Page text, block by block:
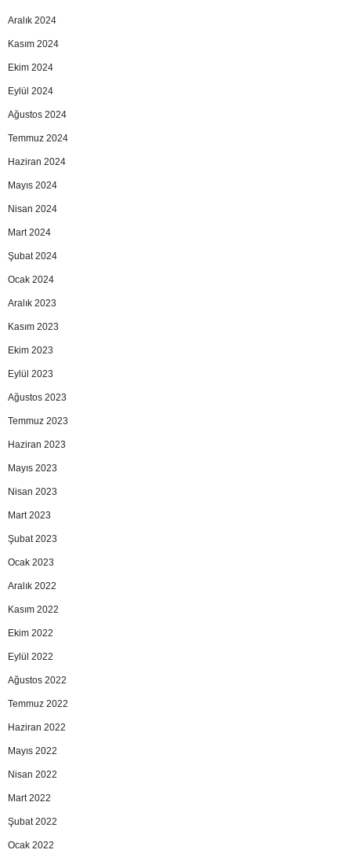
Aralık 2024
Kasım 2024
Ekim 2024
Eylül 2024
Ağustos 2024
Temmuz 2024
Haziran 2024
Mayıs 2024
Nisan 2024
Mart 2024
Şubat 2024
Ocak 2024
Aralık 2023
Kasım 2023
Ekim 2023
Eylül 2023
Ağustos 2023
Temmuz 2023
Haziran 2023
Mayıs 2023
Nisan 2023
Mart 2023
Şubat 2023
Ocak 2023
Aralık 2022
Kasım 2022
Ekim 2022
Eylül 2022
Ağustos 2022
Temmuz 2022
Haziran 2022
Mayıs 2022
Nisan 2022
Mart 2022
Şubat 2022
Ocak 2022